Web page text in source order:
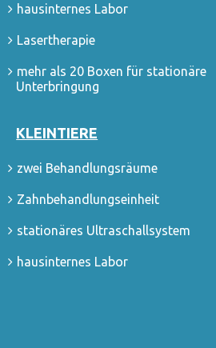
hausinternes Labor
Lasertherapie
mehr als 20 Boxen für stationäre
Unterbringung
KLEINTIERE
zwei Behandlungsräume
Zahnbehandlungseinheit
stationäres Ultraschallsystem
hausinternes Labor